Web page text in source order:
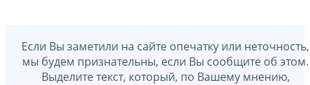
Если Вы заметили на сайте опечатку или неточность,
мы будем признательны, если Вы сообщите об этом.
Выделите текст, который, по Вашему мнению,